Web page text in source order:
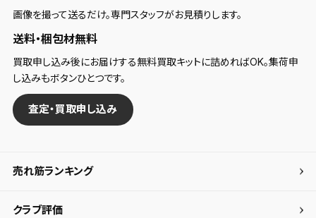
画像を撮って送るだけ。専門スタッフがお見積りします。
送料・梱包材無料
買取申し込み後にお届けする無料買取キットに詰めればOK。集荷申
し込みもボタンひとつです。
査定・買取申し込み
売れ筋ランキング
クラブ評価